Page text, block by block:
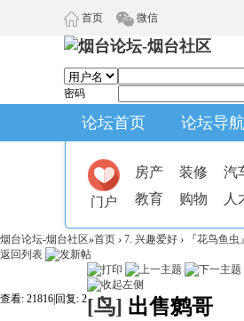
首页 微信
密码
论坛首页 论坛导航
门户
房产 装修 汽
教育
购物 人
烟台论坛-烟台社区»首页 › 7. 兴趣爱好 › 『花鸟鱼虫』
返回列表
查看: 21816 回复: 2[鸟] 出售鹩哥